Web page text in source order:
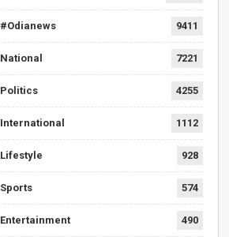
#Odianews 9411
National 7221
Politics 4255
International 1112
Lifestyle 928
Sports 574
Entertainment 490